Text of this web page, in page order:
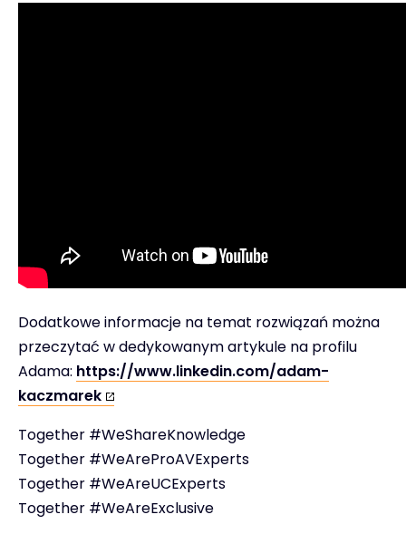
Dodatkowe informacje na temat rozwiązań można
przeczytać w dedykowanym artykule na profilu
Adama: https://www.linkedin.com/adam-
kaczmarek
Together #WeShareKnowledge
Together #WeAreProAVExperts
Together #WeAreUCExperts
Together #WeAreExclusive